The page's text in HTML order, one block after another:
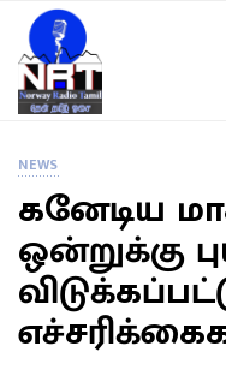
NEWS
கனேடிய
ஒன்றுக்கு